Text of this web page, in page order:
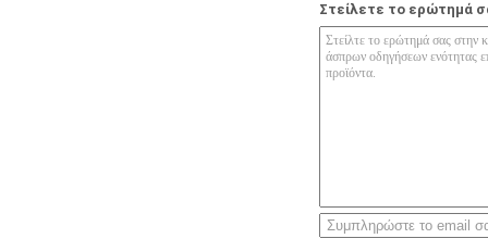
Στείλετε το ερώτημά